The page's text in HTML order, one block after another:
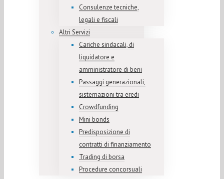
Consulenze tecniche,
legali e fiscali
Altri Servizi
Cariche sindacali, di
liquidatore e
amministratore di beni
Passaggi generazionali,
sistemazioni tra eredi
Crowdfunding
Mini bonds
Predisposizione di
contratti di finanziamento
Trading di borsa
Procedure concorsuali